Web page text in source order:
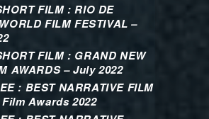
FILM : RIO DE
FILM FESTIVAL –
FILM : GRAND NEW
AWARDS – July 2022
: BEST NARRATIVE FILM
Awards 2022